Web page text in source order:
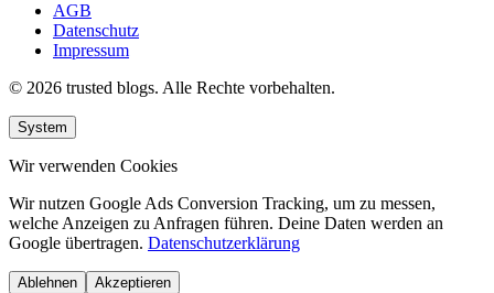
AGB
Datenschutz
Impressum
© 2026 trusted blogs. Alle Rechte vorbehalten.
System
Wir verwenden Cookies
Wir nutzen Google Ads Conversion Tracking, um zu messen,
welche Anzeigen zu Anfragen führen. Deine Daten werden an
Google übertragen. Datenschutzerklärung
Ablehnen Akzeptieren